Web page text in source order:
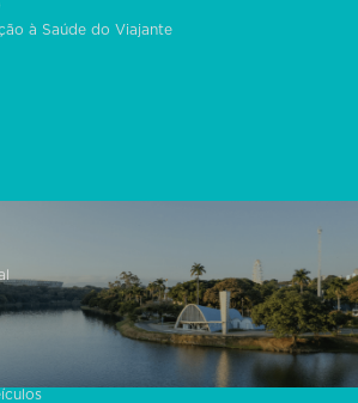
à Saúde do Viajante